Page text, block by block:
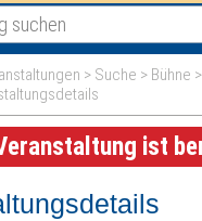
> Suche > Bühne >
ist